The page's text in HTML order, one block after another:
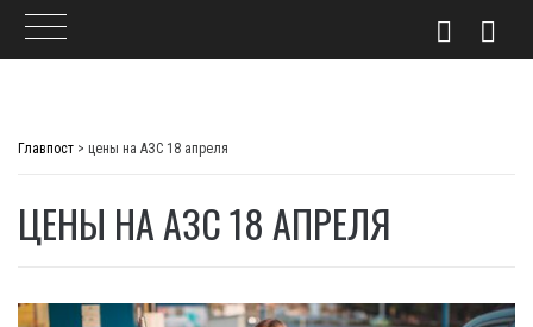
Главпост > цены на АЗС 18 апреля
ЦЕНЫ НА АЗС 18 АПРЕЛЯ